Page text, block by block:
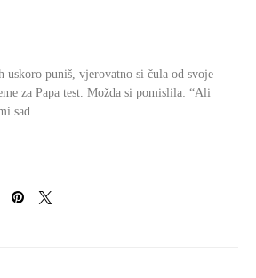
puniš, vjerovatno si čula od svoje
za Papa test. Možda si pomislila: “Ali
sad…